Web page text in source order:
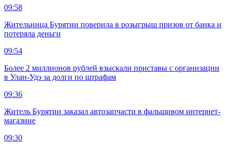
09:58
Жительница Бурятии поверила в розыгрыш призов от банка и
потеряла деньги
09:54
Более 2 миллионов рублей взыскали приставы с организации
в Улан-Удэ за долги по штрафам
09:36
Житель Бурятии заказал автозапчасти в фальшивом интернет-
магазине
09:30